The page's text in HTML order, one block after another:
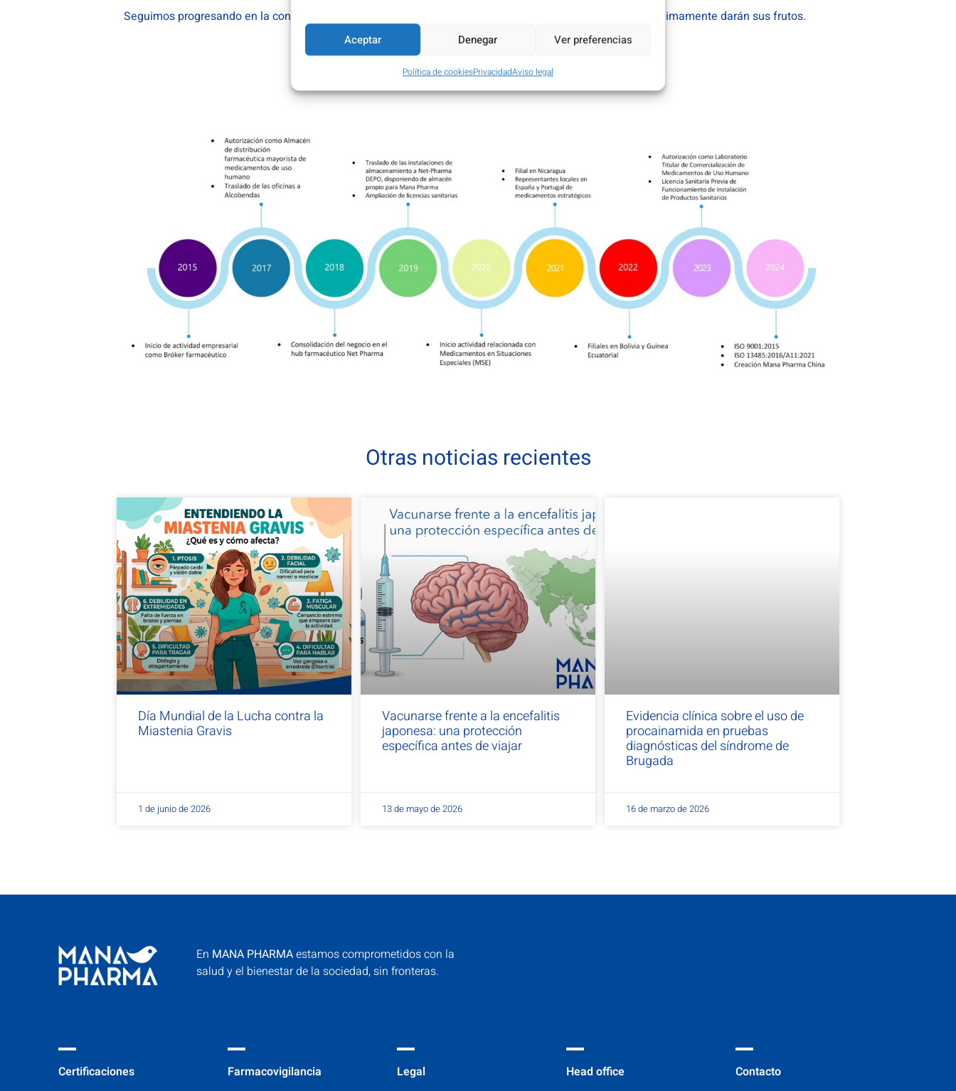
Aceptar Denegar Ver preferencias
Política de cookiesPrivacidadAviso legal
Seguimos progresando en la consolidación y crecimiento de la empresa, afrontando nuevos retos que próximamente darán sus frutos.
Otras noticias recientes
Día Mundial de la Lucha contra la
Miastenia Gravis
1 de junio de 2026
Vacunarse frente a la encefalitis
japonesa: una protección
específica antes de viajar
13 de mayo de 2026
Evidencia clínica sobre el uso de
procainamida en pruebas
diagnósticas del síndrome de
Brugada
16 de marzo de 2026
En MANA PHARMAestamos comprometidos con la
salud y el bienestar de la sociedad, sin fronteras.
Certificaciones Farmacovigilancia Legal Head office Contacto